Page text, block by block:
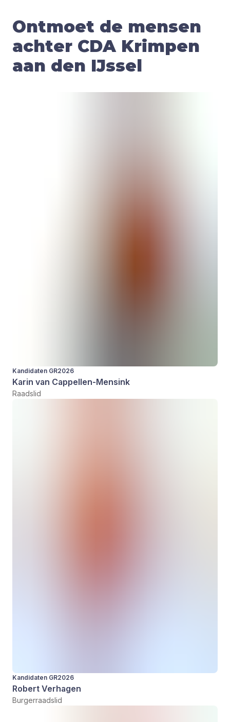
Ontmoet de mensen
achter CDA Krimpen
aan den IJssel
Kandidaten GR2026
Karin van Cappellen-Mensink
Raadslid
Kandidaten GR2026
Robert Verhagen
Burgerraadslid